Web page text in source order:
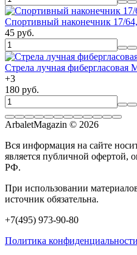
Спортивный наконечник 17/
45 руб.
Стрела лучная фибергласовая
+3
180 руб.
ArbaletMagazin © 2026
Вся информация на сайте
является публичной офертой,
РФ.
При использовании
источник обязательна.
+7(495) 973-90-80
Политика конфиденциальности